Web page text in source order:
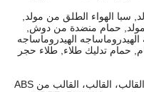
سبا الهواء الطلق من مولد,
حمام منضدة من دوش,
الهيدروماساجه
حمام تدليك طلاء, طلاء حجر
سفينة بحرية من القالب، القالب، القالب، القالب، القالب، القالب من ABS